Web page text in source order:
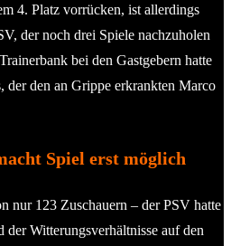
4. Platz vorrücken, ist allerdings
der noch drei Spiele nachzuholen
bei den Gastgebern hatte
der den an Grippe erkrankten Marco
Spiel erst möglich
nur 123 Zuschauern – der PSV hatte
der Witterungsverhältnisse auf den